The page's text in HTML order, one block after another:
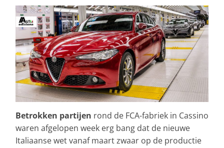
Betrokken partijen rond de FCA-fabriek in Cassino
waren afgelopen week erg bang dat de nieuwe
Italiaanse wet vanaf maart zwaar op de productie